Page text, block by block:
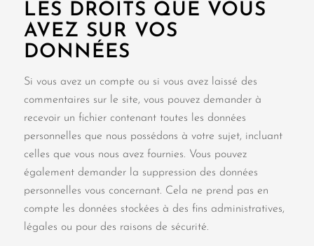
LES DROITS QUE VOUS
AVEZ SUR VOS
DONNÉES
Si vous avez un compte ou si vous avez laissé des
commentaires sur le site, vous pouvez demander à
recevoir un fichier contenant toutes les données
personnelles que nous possédons à votre sujet, incluant
celles que vous nous avez fournies. Vous pouvez
également demander la suppression des données
personnelles vous concernant. Cela ne prend pas en
compte les données stockées à des fins administratives,
légales ou pour des raisons de sécurité.